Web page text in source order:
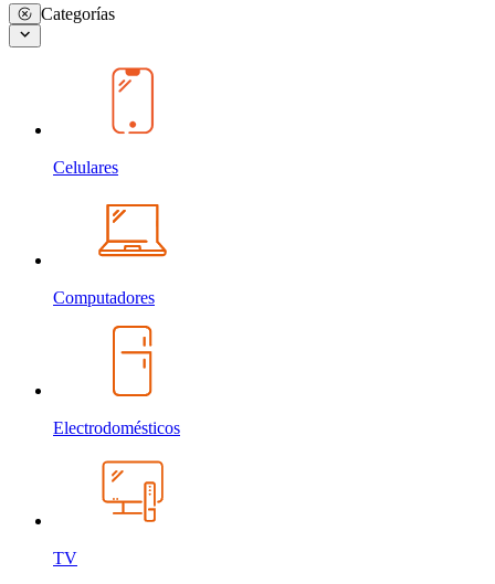
Categorías
Celulares
Computadores
Electrodomésticos
TV